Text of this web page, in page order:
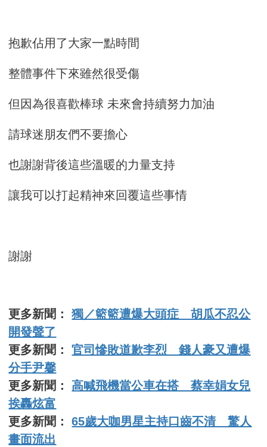
抱歉佔用了大家一點時間
整體事件下來雖然很受傷
但因為很喜歡棒球 未來會持續努力加油
請球迷朋友們不要擔心
也謝謝背後這些溫暖的力量支持
讓我可以打起精神來回覆這些事情
謝謝
更多新聞：獨／籃籃遭爆大頭症 胡瓜不忍公
開發聲了
更多新聞：官司慘敗道歉李烈 錢人豪又遭爆
分手尹馨
更多新聞：高喊飛機當公車在搭 蔡幸娟女兒
挨轟炫富
更多新聞：65歲大咖男星主持口齒不清 驚人
畫面流出